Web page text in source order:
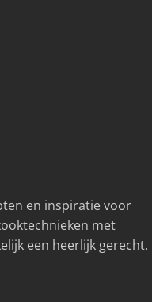
en inspiratie voor
met
een heerlijk gerecht.